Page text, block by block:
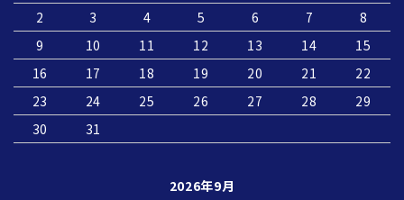
2
3 4 5 6 7
8
9
10 11 12 13 14
15
16
17 18 19 20 21
22
23
24 25 26 27 28
29
30
31
2026年9月